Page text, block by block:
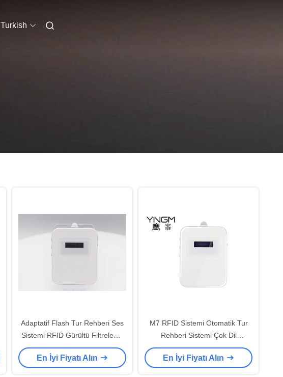
Turkish
Adaptatif Flash Tur Rehberi Ses
Sistemi RFID Gürültü Filtreleme
Teknolojisi M7
En İyi Fiyatı Alın
M7 RFID Sistemi Otomatik Tur
Rehberi Sistemi Çok Dil
Destekler
En İyi Fiyatı Alın